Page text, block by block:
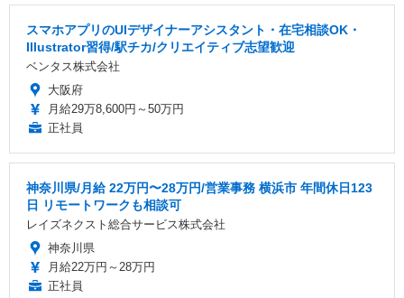
スマホアプリのUIデザイナーアシスタント・在宅相談OK・
Illustrator習得/駅チカ/クリエイティブ志望歓迎
ベンタス株式会社
大阪府
月給29万8,600円～50万円
正社員
神奈川県/月給 22万円〜28万円/営業事務 横浜市 年間休日123
日 リモートワークも相談可
レイズネクスト総合サービス株式会社
神奈川県
月給22万円～28万円
正社員